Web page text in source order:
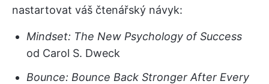
nastartovat váš čtenářský návyk:
Mindset: The New Psychology of Success
od Carol S. Dweck
Bounce: Bounce Back Stronger After Every